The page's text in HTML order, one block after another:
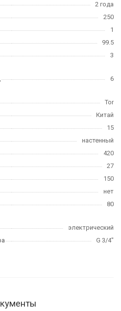
2 года
250
1
99.5
3
6
Tor
Китай
15
настенный
420
27
150
нет
80
электрический
G 3/4"